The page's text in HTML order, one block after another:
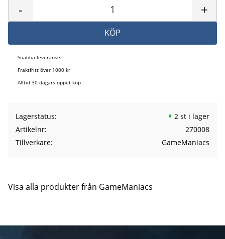
+
-
KÖP
Snabba leveranser
Fraktfritt över 1000 kr
Alltid 30 dagars öppet köp
Lagerstatus
2 st i lager
Artikelnr
270008
Tillverkare
GameManiacs
Visa alla produkter från GameManiacs